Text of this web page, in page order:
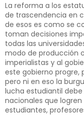
La reforma a los
de trascendencia en
de esos es como se
toman decisiones
todas las
modo de producción
imperialistas y al
este gobierno progre,
pero ni en eso la
lucha estudiantil
nacionales que
estudiantes,